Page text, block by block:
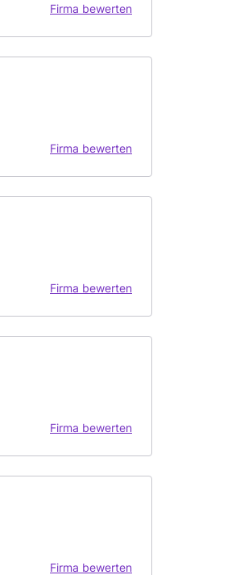
Firma bewerten
Firma bewerten
Firma bewerten
Firma bewerten
Firma bewerten